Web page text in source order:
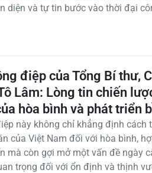
diện và tự tin bước vào thời đại
điệp của Tổng Bí thư,
Lâm: Lòng tin chiến
hòa bình và phát triển
này không chỉ khẳng định cách
của Việt Nam đối với hòa bình,
mà còn gợi mở một vấn đề ngày
trọng đối với ổn định và thịnh